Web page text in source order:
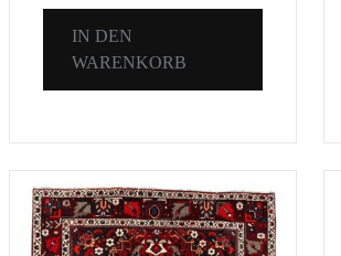
IN DEN
WARENKORB